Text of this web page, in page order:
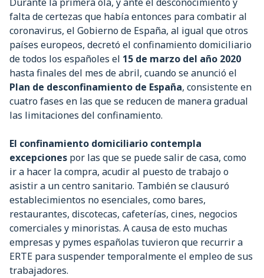
falta de certezas que había entonces para combatir al
coronavirus, el Gobierno de España, al igual que otros
países europeos, decretó el confinamiento domiciliario
de todos los españoles el 15 de marzo del año 2020
hasta finales del mes de abril, cuando se anunció el
Plan de desconfinamiento de España, consistente en
cuatro fases en las que se reducen de manera gradual
las limitaciones del confinamiento.
El confinamiento domiciliario contempla
excepciones por las que se puede salir de casa, como
ir a hacer la compra, acudir al puesto de trabajo o
asistir a un centro sanitario. También se clausuró
establecimientos no esenciales, como bares,
restaurantes, discotecas, cafeterías, cines, negocios
comerciales y minoristas. A causa de esto muchas
empresas y pymes españolas tuvieron que recurrir a
ERTE para suspender temporalmente el empleo de sus
trabajadores.